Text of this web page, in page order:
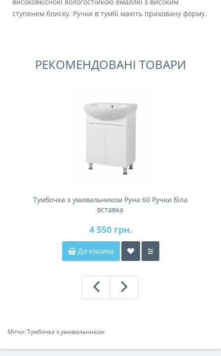
ступенем блиску. Ручки в тумбі мають приховану форму.
РЕКОМЕНДОВАНІ ТОВАРИ
Тумбочка з умивальником Руна 60 Ручки біла
вставка
4 550 грн.
До кошика
Мітки:Тумбочка з умивальником